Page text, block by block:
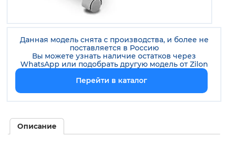
Данная модель снята с производства, и более не
поставляется в Россию
Вы можете узнать наличие остатков через
WhatsApp или подобрать другую модель от Zilon
Перейти в каталог
Описание